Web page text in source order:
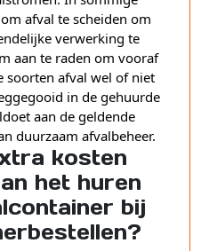
afval te scheiden om
verwerking te
aan te raden om vooraf
soorten afval wel of niet
in de gehuurde
aan de geldende
duurzaam afvalbeheer.
kosten
het huren
bij